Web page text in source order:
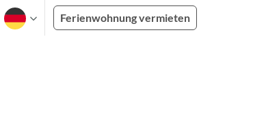
Ferienwohnung vermieten